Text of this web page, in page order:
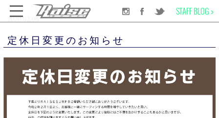
STAFF BLOG >
定休日変更のお知らせ
SURF BOARD
WET SUITS
2020.02.08
定休日変更のお知らせ